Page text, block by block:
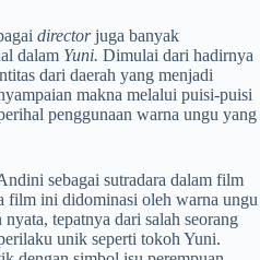
directorjuga banyak
dalam Yuni. Dimulai dari hadirnya
dari daerah yang menjadi
makna melalui puisi-puisi
penggunaan warna ungu yang
sebagai sutradara dalam film
film ini didominasi oleh warna ungu
tepatnya dari salah seorang
unik seperti tokoh Yuni.